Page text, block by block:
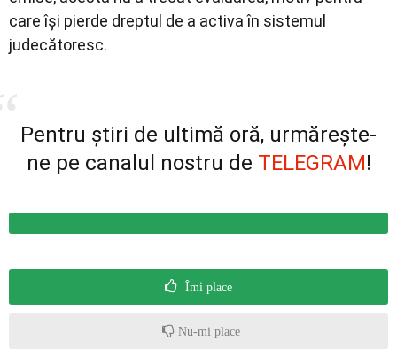
care își pierde dreptul de a activa în sistemul
judecătoresc.
Pentru știri de ultimă oră, urmărește-
ne pe canalul nostru de TELEGRAM!
Îmi place
Nu-mi place